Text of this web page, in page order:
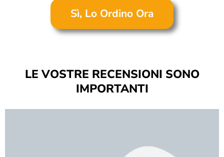
Sì, Lo Ordino Ora
LE VOSTRE RECENSIONI SONO
IMPORTANTI